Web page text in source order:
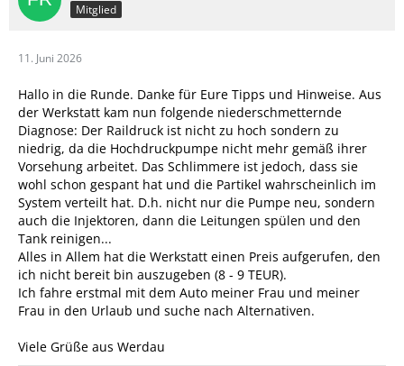
Mitglied
11. Juni 2026
Hallo in die Runde. Danke für Eure Tipps und Hinweise. Aus
der Werkstatt kam nun folgende niederschmetternde
Diagnose: Der Raildruck ist nicht zu hoch sondern zu
niedrig, da die Hochdruckpumpe nicht mehr gemäß ihrer
Vorsehung arbeitet. Das Schlimmere ist jedoch, dass sie
wohl schon gespant hat und die Partikel wahrscheinlich im
System verteilt hat. D.h. nicht nur die Pumpe neu, sondern
auch die Injektoren, dann die Leitungen spülen und den
Tank reinigen...
Alles in Allem hat die Werkstatt einen Preis aufgerufen, den
ich nicht bereit bin auszugeben (8 - 9 TEUR).
Ich fahre erstmal mit dem Auto meiner Frau und meiner
Frau in den Urlaub und suche nach Alternativen.
Viele Grüße aus Werdau